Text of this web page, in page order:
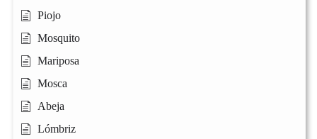
Piojo
Mosquito
Mariposa
Mosca
Abeja
Lómbriz